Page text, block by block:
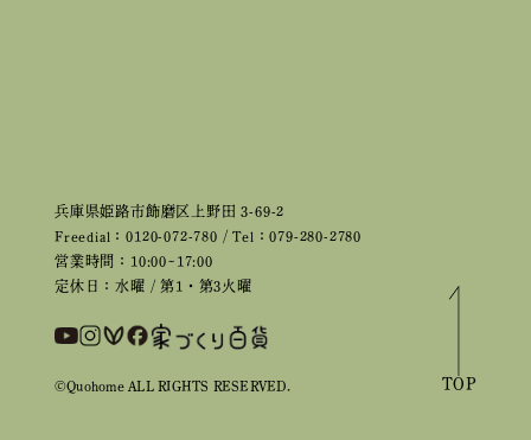
兵庫県姫路市飾磨区上野田 3-69-2
Freedial：0120-072-780 / Tel：079-280-2780
営業時間：10:00~17:00
定休日：水曜 / 第1・第3火曜
©Quohome ALL RIGHTS RESERVED. TOP